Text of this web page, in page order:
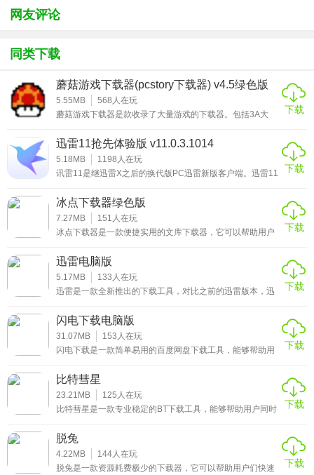
小编点评
在闪电下载中，下载完成的资源都会自动归类到下载完成栏
目，用户可以在这里查看自己所下载的资源，同时还可进行
资源管理，包括分享、删除等。
（120帧超
高清）
网友评论
同类下载
蘑菇游戏下载器(pcstory下载器) v4.5绿色版
5.55MB 568 人在玩
蘑菇游戏下载器是款收录了大量游戏的下载器。包括3A大
置“下载游戏盘符”、“下载限速”等选项。大家的下载盘符不要
选C盘，再把下载速度调到最高就好了。主要就是用于steam
游戏的更新下载，更支持稀有游戏的下载更新，有需要的朋
友快来下载。单机游戏网站下载游戏，无非就迅雷、百度网
下载
迅雷11抢先体验版 v11.0.3.1014
5.18MB 1198 人在玩
讯雷11是继迅雷X之后的换代版PC迅雷新版客户端。迅雷11
为一，在迅雷云盘里，可以流畅的观看视频，从云盘取回文
件的速度，号称将前所未有的快！之前被许多忠实雷友们过
去一直吐槽的太像浏览器的问题，现在已经得到改进。这次
有着迅雷云盘的加持，而且得益于迅雷领先的下载技术，下
下载
冰点下载器绿色版
7.27MB 151 人在玩
冰点下载器是一款便捷实用的文库下载器，它可以帮助用户
要注册与登录，下载下来的文档内容还可以生成高清晰度的
PDF文档，便于阅读，轻松帮助用户们查找各种专业的文档
内容，有需要的用户赶快来下载冰点下载器绿色版吧！
下载
迅雷电脑版
5.17MB 133 人在玩
迅雷是一款全新推出的下载工具，对比之前的迅雷版本，迅
带来了更新的下载引擎，下载速度更快，并且将一些常用的
功能，都整合到左侧的功能栏中，方便用户直接从侧边栏选
择需要使用的功能，有需要的用户赶快来下载迅雷9电脑版
吧！
下载
闪电下载电脑版
31.07MB 153 人在玩
闪电下载是一款简单易用的百度网盘下载工具，能够帮助用
接，还是BT种子资源，只要在这里打开，就可以随时开启下
载，并且没有任何下载速度的限制，也没有次数限制，轻松
帮助用户下载想要的资源，有需要的用户赶快来下载闪电下
载电脑版吧！
下载
比特彗星
23.21MB 125 人在玩
比特彗星是一款专业稳定的BT下载工具，能够帮助用户同时
载过程中，也不会占用太多的CPU，并且用户还可以自定义
设置上传速度，下载速度，当会影响到其他网络程序的时
候，这个功能就显得非常重要了，有需要的用户赶快来下载
比特彗星最新版吧！
下载
脱兔
4.22MB 144人在玩
脱兔是一款资源耗费极少的下载器，它可以帮助用户们快速
下载